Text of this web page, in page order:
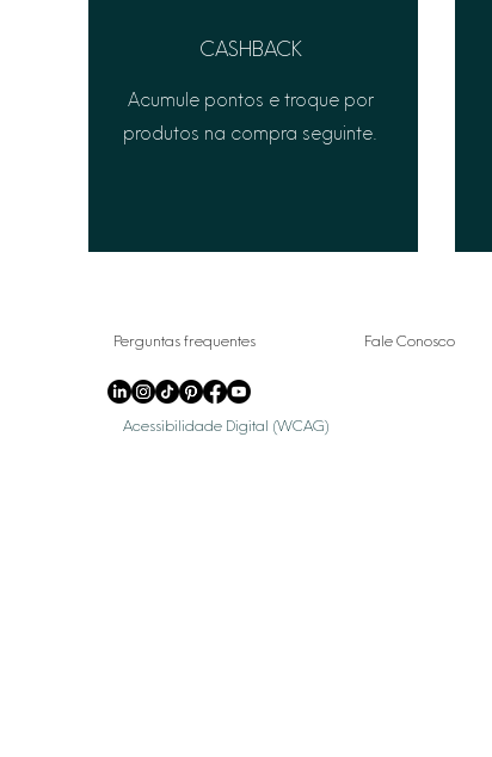
CASHBACK
Acumule pontos e troque por
produtos na compra seguinte.
Perguntas frequentes Fale Conosco
Acessibilidade Digital (WCAG)